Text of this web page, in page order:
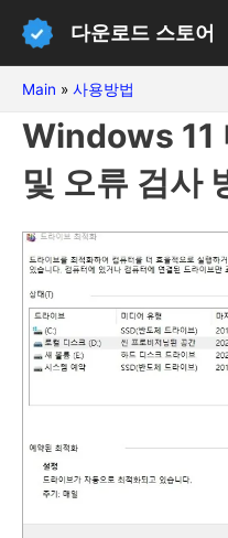
다운로드 스토어
Main » 사용방법
Windows 11
및 오류 검사